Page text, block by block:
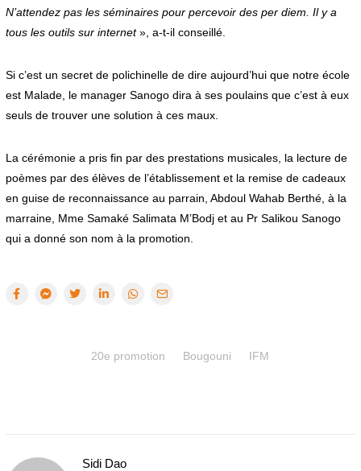
N’attendez pas les séminaires pour percevoir des per diem. Il y a
tous les outils sur internet», a-t-il conseillé.
Si c’est un secret de polichinelle de dire aujourd’hui que notre école
est Malade, le manager Sanogo dira à ses poulains que c’est à eux
seuls de trouver une solution à ces maux.
La cérémonie a pris fin par des prestations musicales, la lecture de
poèmes par des élèves de l’établissement et la remise de cadeaux
en guise de reconnaissance au parrain, Abdoul Wahab Berthé, à la
marraine, Mme Samaké Salimata M’Bodj et au Pr Salikou Sanogo
qui a donné son nom à la promotion.
20e promotion Bougouni IFM
Sidi Dao